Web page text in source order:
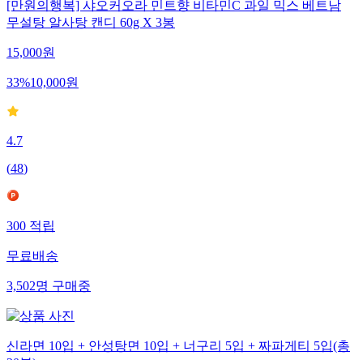
[만원의행복] 샤오커오라 민트향 비타민C 과일 믹스 베트남
무설탕 알사탕 캔디 60g X 3봉
15,000원
33%10,000원
4.7
(48)
300적립
무료배송
3,502명구매중
신라면 10입 + 안성탕면 10입 + 너구리 5입 + 짜파게티 5입(총